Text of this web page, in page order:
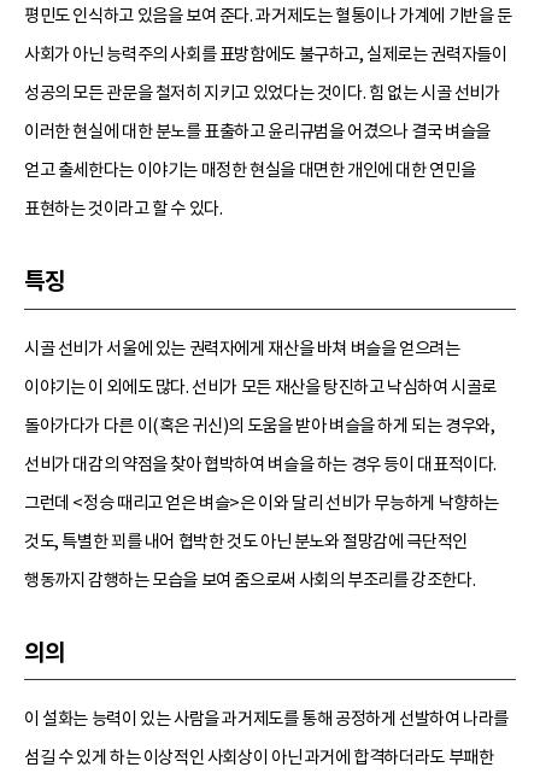
평민도 인식하고 있음을 보여 준다. 과거제도는 혈통이나 가계에 기반을 둔
사회가 아닌 능력주의 사회를 표방함에도 불구하고, 실제로는 권력자들이
성공의 모든 관문을 철저히 지키고 있었다는 것이다. 힘 없는 시골 선비가
이러한 현실에 대한 분노를 표출하고 윤리규범을 어겼으나 결국 벼슬을
얻고 출세한다는 이야기는 매정한 현실을 대면한 개인에 대한 연민을
표현하는 것이라고 할 수 있다.
특징
시골 선비가 서울에 있는 권력자에게 재산을 바쳐 벼슬을 얻으려는
이야기는 이 외에도 많다. 선비가 모든 재산을 탕진하고 낙심하여 시골로
돌아가다가 다른 이(혹은 귀신)의 도움을 받아 벼슬을 하게 되는 경우와,
선비가 대감의 약점을 찾아 협박하여 벼슬을 하는 경우 등이 대표적이다.
그런데 <정승 때리고 얻은 벼슬>은 이와 달리 선비가 무능하게 낙향하는
것도, 특별한 꾀를 내어 협박한 것도 아닌 분노와 절망감에 극단적인
행동까지 감행하는 모습을 보여 줌으로써 사회의 부조리를 강조한다.
의의
이 설화는 능력이 있는 사람을 과거제도를 통해 공정하게 선발하여 나라를
섬길 수 있게 하는 이상적인 사회상이 아닌 과거에 합격하더라도 부패한